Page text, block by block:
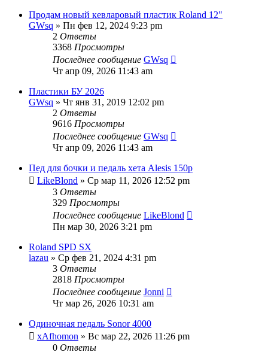
Продам новый кевларовый пластик Roland 12"
GWsq » Пн фев 12, 2024 9:23 pm
2 Ответы
3368 Просмотры
Последнее сообщение GWsq
Чт апр 09, 2026 11:43 am
Пластики БУ 2026
GWsq » Чт янв 31, 2019 12:02 pm
2 Ответы
9616 Просмотры
Последнее сообщение GWsq
Чт апр 09, 2026 11:43 am
Пед для бочки и педаль хета Alesis 150р
LikeBlond » Ср мар 11, 2026 12:52 pm
3 Ответы
329 Просмотры
Последнее сообщение LikeBlond
Пн мар 30, 2026 3:21 pm
Roland SPD SX
lazau » Ср фев 21, 2024 4:31 pm
3 Ответы
2818 Просмотры
Последнее сообщение Jonni
Чт мар 26, 2026 10:31 am
Одиночная педаль Sonor 4000
xAfhomon » Вс мар 22, 2026 11:26 pm
0 Ответы